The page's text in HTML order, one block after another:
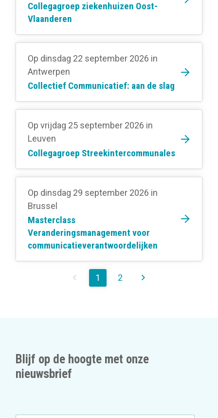
Collegagroep ziekenhuizen Oost-
Vlaanderen
Op dinsdag 22 september 2026 in
Antwerpen
Collectief Communicatief: aan de slag
Op vrijdag 25 september 2026 in
Leuven
Collegagroep Streekintercommunales
Op dinsdag 29 september 2026 in
Brussel
Masterclass
Veranderingsmanagement voor
communicatieverantwoordelijken
1 2
Blijf op de hoogte met onze
nieuwsbrief